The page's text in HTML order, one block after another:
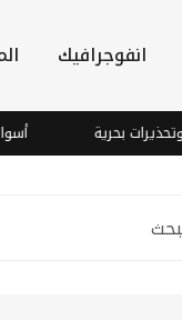
انفوجرافيك
بحرية